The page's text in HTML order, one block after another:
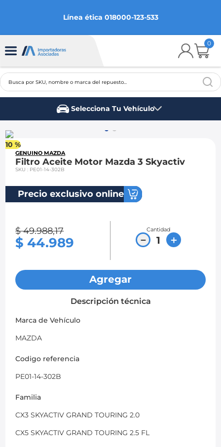
Línea ética 018000-123-533
0
Busca por SKU, nombre o marca del repuesto...
Selecciona Tu Vehículo
10 %
GENUINO MAZDA
Filtro Aceite Motor Mazda 3 Skyactiv
SKU: PE01-14-302B
Precio exclusivo online
$ 49.988,17
$ 44.989
Cantidad
＋
－
Agregar
Descripción técnica
Marca de Vehículo
MAZDA
Codigo referencia
PE01-14-302B
Familia
CX3 SKYACTIV GRAND TOURING 2.0
CX5 SKYACTIV GRAND TOURING 2.5 FL
2
3.
spark gt
ford fiesta
5.
optra
6.
mazda 3
chevrolet spark gt
. chevrolet sail